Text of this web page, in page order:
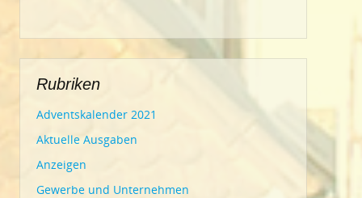
Rubriken
Adventskalender 2021
Aktuelle Ausgaben
Anzeigen
Gewerbe und Unternehmen